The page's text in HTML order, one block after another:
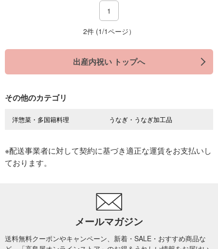
1
2件 (1/1ページ）
出産内祝い トップへ
その他のカテゴリ
洋惣菜・多国籍料理 うなぎ・うなぎ加工品
※配送事業者に対して契約に基づき適正な運賃をお支払いし
ております。
メールマガジン
送料無料クーポンやキャンペーン、新着・SALE・おすすめ商品な